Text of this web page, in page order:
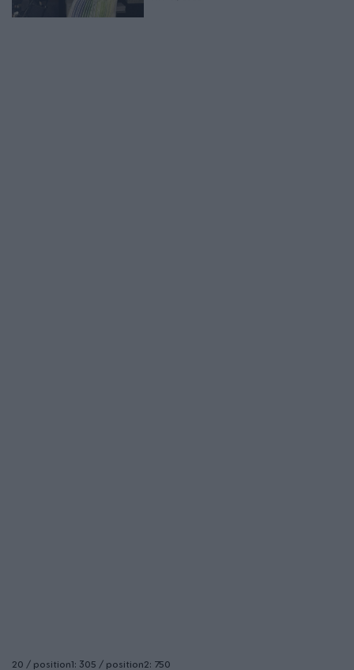
20 / position1: 305 / position2: 750